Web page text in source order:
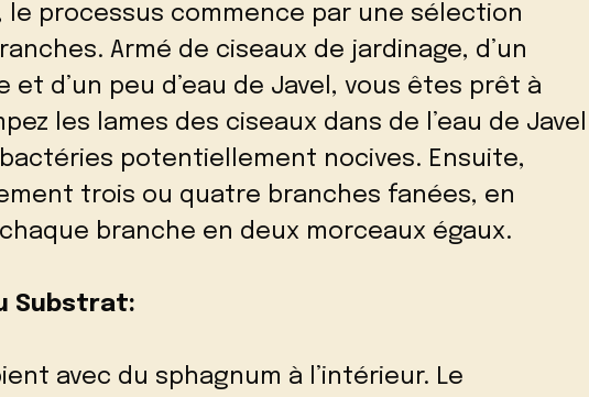
le processus commence par une sélection
Armé de ciseaux de jardinage, d’un
et d’un peu d’eau de Javel, vous êtes prêt à
les lames des ciseaux dans de l’eau de Javel
potentiellement nocives. Ensuite,
trois ou quatre branches fanées, en
branche en deux morceaux égaux.
Substrat:
avec du sphagnum à l’intérieur. Le